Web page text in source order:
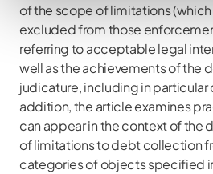
of the scope of limitations
excluded from those
referring to acceptable legal
well as the achievements of the
judicature, including in particular
addition, the article examines
can appear in the context of the
of limitations to debt collection
categories of objects specified